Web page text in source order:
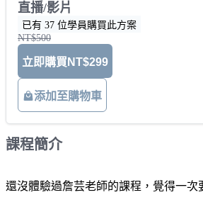
直播/影片
已有 37 位學員購買此方案
NT$500
立即購買 NT$299
添加至購物車
課程簡介
還沒體驗過詹芸老師的課程，覺得一次